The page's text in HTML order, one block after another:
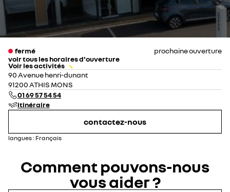
fermé
prochaine ouverture
voir tous les horaires d'ouverture
lundi
mardi
mercredi
jeudi
vendredi
Voir les activités
90 Avenue henri-dunant
91200 ATHIS MONS
01 69 57 54 54
itinéraire
contactez-nous
langues : Français
Comment pouvons-nous
vous aider ?